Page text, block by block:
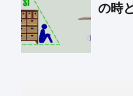
の時